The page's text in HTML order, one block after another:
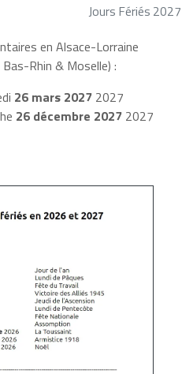
Jours Fériés 2027
en Alsace-Lorraine
Rhin & Moselle) :
26 mars 2027 2027
26 décembre 2027 2027